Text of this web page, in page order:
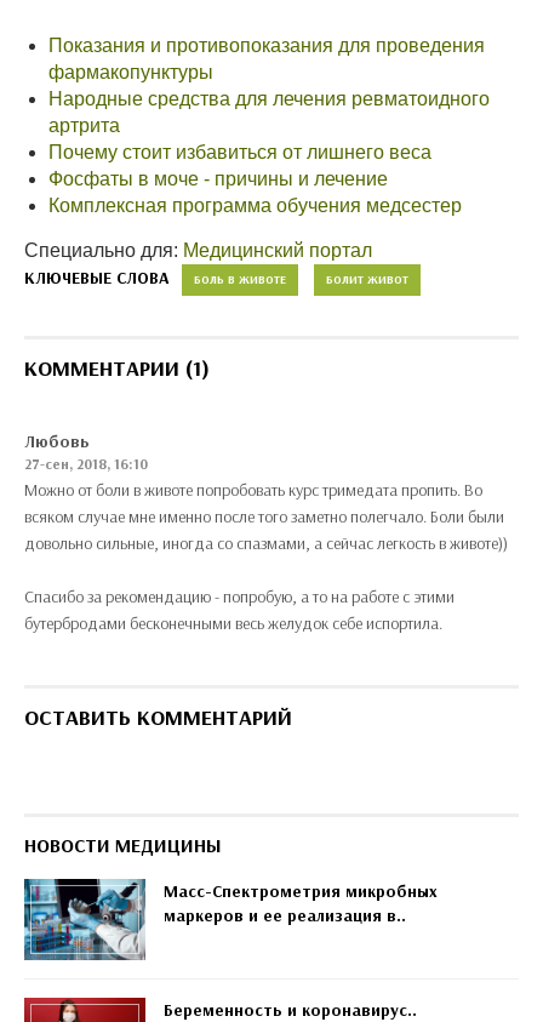
Показания и противопоказания для проведения
фармакопунктуры
Народные средства для лечения ревматоидного
артрита
Почему стоит избавиться от лишнего веса
Фосфаты в моче - причины и лечение
Комплексная программа обучения медсестер
Специально для: Медицинский портал
КЛЮЧЕВЫЕ СЛОВА БОЛЬ В ЖИВОТЕ БОЛИТ ЖИВОТ
КОММЕНТАРИИ (1)
Любовь
27-сен, 2018, 16:10
Можно от боли в животе попробовать курс тримедата пропить. Во
всяком случае мне именно после того заметно полегчало. Боли были
довольно сильные, иногда со спазмами, а сейчас легкость в животе))
Спасибо за рекомендацию - попробую, а то на работе с этими
бутербродами бесконечными весь желудок себе испортила.
ОСТАВИТЬ КОММЕНТАРИЙ
НОВОСТИ МЕДИЦИНЫ
Масс-Спектрометрия микробных
маркеров и ее реализация в..
Беременность и коронавирус..